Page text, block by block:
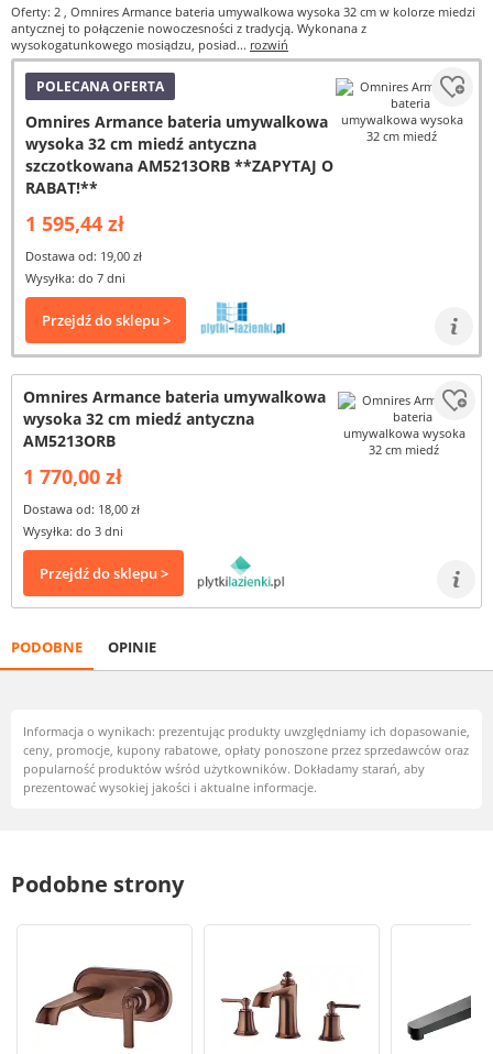
Oferty: 2 , Omnires Armance bateria umywalkowa wysoka 32 cm w kolorze miedzi
antycznej to połączenie nowoczesności z tradycją. Wykonana z
wysokogatunkowego mosiądzu, posiad... rozwiń
POLECANA OFERTA
Omnires Armance bateria umywalkowa
wysoka 32 cm miedź antyczna
szczotkowana AM5213ORB **ZAPYTAJ O
RABAT!**
1 595,44 zł
Dostawa od: 19,00 zł
Wysyłka: do 7 dni
Przejdź do sklepu >
Omnires Armance bateria umywalkowa
wysoka 32 cm miedź antyczna
AM5213ORB
1 770,00 zł
Dostawa od: 18,00 zł
Wysyłka: do 3 dni
Przejdź do sklepu >
PODOBNE OPINIE
Informacja o wynikach: prezentując produkty uwzględniamy ich dopasowanie,
ceny, promocje, kupony rabatowe, opłaty ponoszone przez sprzedawców oraz
popularność produktów wśród użytkowników. Dokładamy starań, aby
prezentować wysokiej jakości i aktualne informacje.
Podobne strony